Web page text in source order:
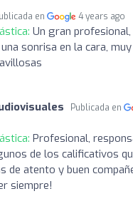
en 4 years ago
Un gran
sonrisa en la cara,
Publicada en
Profesional,
de los calificativos
de atento y buen
siempre!